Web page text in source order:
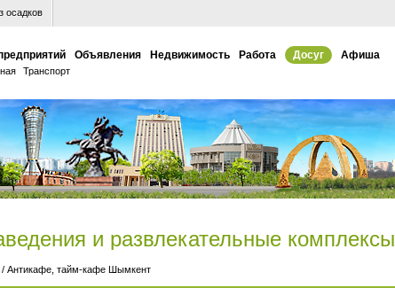
осадков
Объявления Недвижимость Работа Досуг Афиша
Транспорт
и развлекательные комплексы
/ Антикафе, тайм-кафе Шымкент